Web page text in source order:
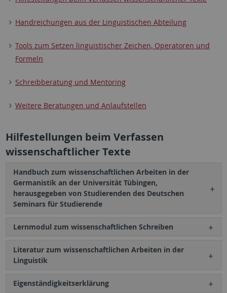
Handreichungen aus der Linguistischen Abteilung
Tools zum Setzen linguistischer Zeichen, Operatoren und
Formeln
Schreibberatung und Mentoring
Weitere Beratungen und Anlaufstellen
Hilfestellungen beim Verfassen
wissenschaftlicher Texte
Handbuch zum wissenschaftlichen Arbeiten in der
Germanistik an der Universität Tübingen,
herausgegeben von Studierenden des Deutschen
Seminars für Studierende
Lernmodul zum wissenschaftlichen Schreiben
Literatur zum wissenschaftlichen Arbeiten in der
Linguistik
Eigenständigkeitserklärung